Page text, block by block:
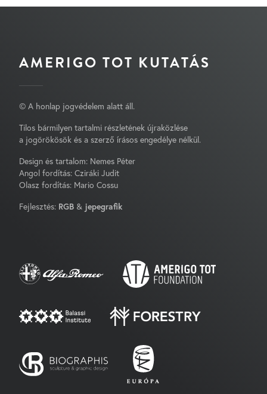
AMERIGO TOT KUTATÁS
© A honlap jogvédelem alatt áll.
Tilos bármilyen tartalmi részletének újraközlése
a jogörökösök és a szerző írásos engedélye nélkül.
Design és tartalom: Nemes Péter
Angol fordítás: Cziráki Judit
Olasz fordítás: Mario Cossu
Fejlesztés: RGB & jepegrafik